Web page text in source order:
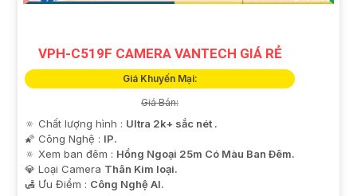
VPH-C519F CAMERA VANTECH GIÁ RẺ
Giá Khuyến Mại:
Giá Bán:
🔅 Chất lượng hình : Ultra 2k+ sắc nét .
🌠 Công Nghệ : IP.
🔅 Xem ban đêm : Hồng Ngoại 25m Có Màu Ban Ðêm.
💎 Loại Camera Thân Kim loại.
️🛃 Ưu Điểm : Công Nghệ AI.